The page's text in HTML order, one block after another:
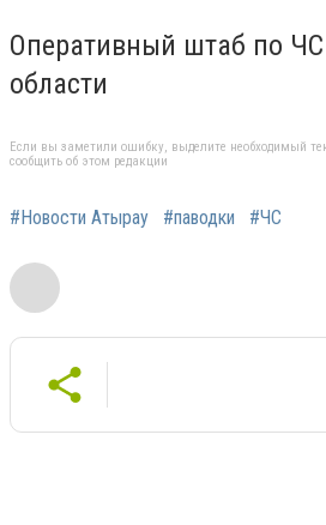
Оперативный штаб по
области
Если вы заметили ошибку, выделите необходимый
сообщить об этом редакции
#Новости Атырау #паводки #ЧС